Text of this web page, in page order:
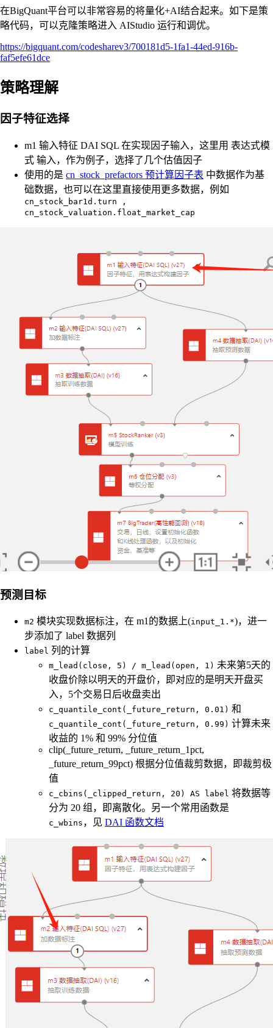
在BigQuant平台可以非常容易的将量化+AI结合起来。如下是策
略代码，可以克隆策略进入 AIStudio 运行和调优。
https://bigquant.com/codesharev3/700181d5-1fa1-44ed-916b-
faf5efe61dce
策略理解
因子特征选择
m1 输入特征 DAI SQL 在实现因子输入，这里用 表达式模
式 输入，作为例子，选择了几个估值因子
使用的是 cn_stock_prefactors 预计算因子表 中数据作为基
础数据，也可以在这里直接使用更多数据，例如
cn_stock_bar1d.turn ,
cn_stock_valuation.float_market_cap
预测目标
m2 模块实现数据标注，在 m1的数据上(input_1.*)，进一
步添加了 label 数据列
label 列的计算
m_lead(close, 5) / m_lead(open, 1) 未来第5天的
收盘价除以明天的开盘价，即对应的是明天开盘买
入，5个交易日后收盘卖出
c_quantile_cont(_future_return, 0.01) 和
c_quantile_cont(_future_return, 0.99) 计算未来
收益的 1% 和 99% 分位值
clip(_future_return, _future_return_1pct,
_future_return_99pct) 根据分位值裁剪数据，即裁剪极
值
c_cbins(_clipped_return, 20) AS label 将数据等
分为 20 组，即离散化。另一个常用函数是
c_wbins ，见 DAI 函数文档